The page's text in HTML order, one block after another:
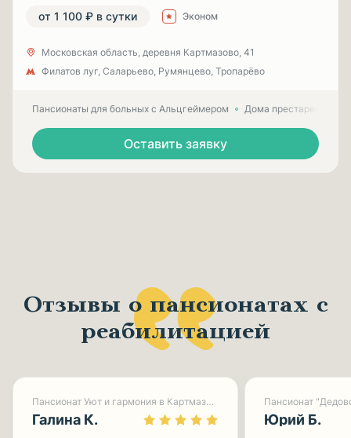
от 1 100 ₽ в сутки Эконом
Московская область, деревня Картмазово, 41
Филатов луг, Саларьево, Румянцево, Тропарёво
Пансионаты для больных с Альцгеймером Дома престарелых
Оставить заявку
Отзывы о пансионатах с
реабилитацией
Пансионат Уют и гармония в Картмазово-1
Галина К.
Пансионат
Юрий Б.